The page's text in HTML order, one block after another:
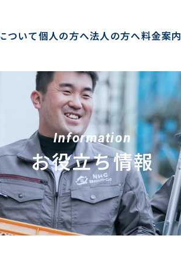
ついて個人の方へ法人の方へ料金案内
Information
お役立ち情報